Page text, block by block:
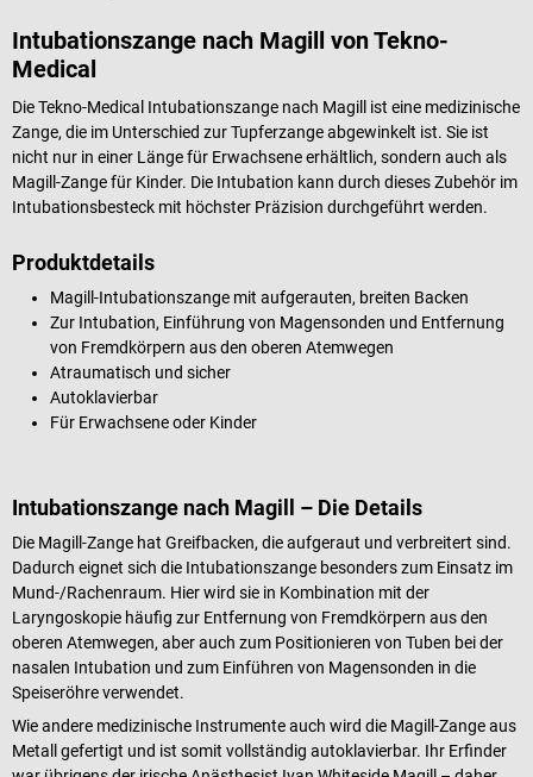
Intubationszange nach Magill von Tekno-
Medical
Die Tekno-Medical Intubationszange nach Magill ist eine medizinische
Zange, die im Unterschied zur Tupferzange abgewinkelt ist. Sie ist
nicht nur in einer Länge für Erwachsene erhältlich, sondern auch als
Magill-Zange für Kinder. Die Intubation kann durch dieses Zubehör im
Intubationsbesteck mit höchster Präzision durchgeführt werden.
Produktdetails
Magill-Intubationszange mit aufgerauten, breiten Backen
Zur Intubation, Einführung von Magensonden und Entfernung
von Fremdkörpern aus den oberen Atemwegen
Atraumatisch und sicher
Autoklavierbar
Für Erwachsene oder Kinder
Intubationszange nach Magill – Die Details
Die Magill-Zange hat Greifbacken, die aufgeraut und verbreitert sind.
Dadurch eignet sich die Intubationszange besonders zum Einsatz im
Mund-/Rachenraum. Hier wird sie in Kombination mit der
Laryngoskopie häufig zur Entfernung von Fremdkörpern aus den
oberen Atemwegen, aber auch zum Positionieren von Tuben bei der
nasalen Intubation und zum Einführen von Magensonden in die
Speiseröhre verwendet.
Wie andere medizinische Instrumente auch wird die Magill-Zange aus
Metall gefertigt und ist somit vollständig autoklavierbar. Ihr Erfinder